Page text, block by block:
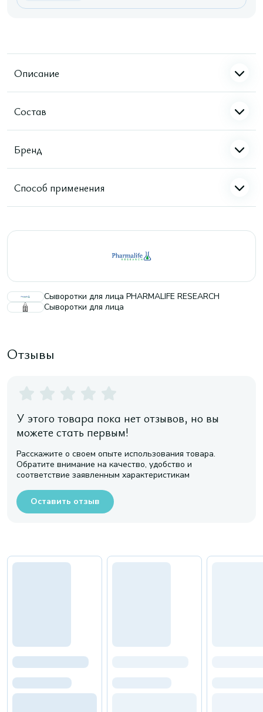
Описание
Состав
Бренд
Способ применения
Сыворотки для лица PHARMALIFE RESEARCH
Сыворотки для лица
Отзывы
У этого товара пока нет отзывов, но вы
можете стать первым!
Расскажите о своем опыте использования товара.
Обратите внимание на качество, удобство и
соответствие заявленным характеристикам
Оставить отзыв